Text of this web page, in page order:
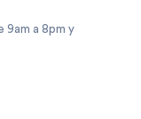
9am a 8pm y